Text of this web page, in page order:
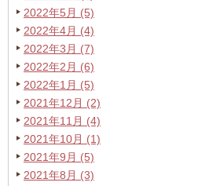
2022年5月 (5)
2022年4月 (4)
2022年3月 (7)
2022年2月 (6)
2022年1月 (5)
2021年12月 (2)
2021年11月 (4)
2021年10月 (1)
2021年9月 (5)
2021年8月 (3)